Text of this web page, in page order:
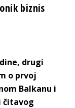
biznis
drugi
o prvoj
Balkanu i
čitavog